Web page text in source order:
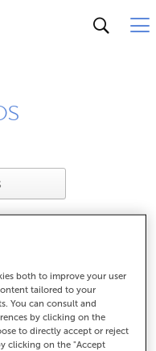
both to improve your user
tailored to your
You can consult and
by clicking on the
to directly accept or reject
clicking on the "Accept